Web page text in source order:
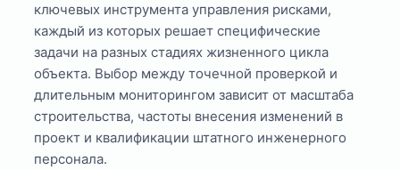
ключевых инструмента управления рисками,
каждый из которых решает специфические
задачи на разных стадиях жизненного цикла
объекта. Выбор между точечной проверкой и
длительным мониторингом зависит от масштаба
строительства, частоты внесения изменений в
проект и квалификации штатного инженерного
персонала.